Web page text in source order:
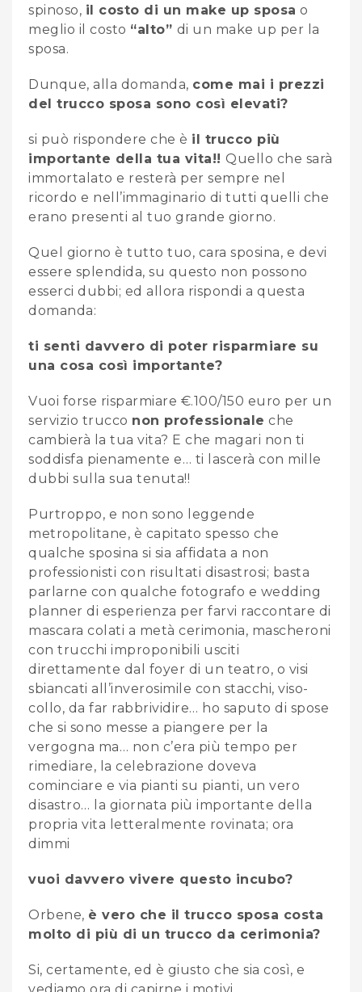
spinoso, il costo di un make up sposa o
meglio il costo “alto” di un make up per la
sposa.
Dunque, alla domanda, come mai i prezzi
del trucco sposa sono così elevati?
si può rispondere che è il trucco più
importante della tua vita!! Quello che sarà
immortalato e resterà per sempre nel
ricordo e nell’immaginario di tutti quelli che
erano presenti al tuo grande giorno.
Quel giorno è tutto tuo, cara sposina, e devi
essere splendida, su questo non possono
esserci dubbi; ed allora rispondi a questa
domanda:
ti senti davvero di poter risparmiare su
una cosa così importante?
Vuoi forse risparmiare €.100/150 euro per un
servizio trucco non professionale che
cambierà la tua vita? E che magari non ti
soddisfa pienamente e… ti lascerà con mille
dubbi sulla sua tenuta!!
Purtroppo, e non sono leggende
metropolitane, è capitato spesso che
qualche sposina si sia affidata a non
professionisti con risultati disastrosi; basta
parlarne con qualche fotografo e wedding
planner di esperienza per farvi raccontare di
mascara colati a metà cerimonia, mascheroni
con trucchi improponibili usciti
direttamente dal foyer di un teatro, o visi
sbiancati all’inverosimile con stacchi, viso-
collo, da far rabbrividire… ho saputo di spose
che si sono messe a piangere per la
vergogna ma… non c’era più tempo per
rimediare, la celebrazione doveva
cominciare e via pianti su pianti, un vero
disastro… la giornata più importante della
propria vita letteralmente rovinata; ora
dimmi
vuoi davvero vivere questo incubo?
Orbene, è vero che il trucco sposa costa
molto di più di un trucco da cerimonia?
Si, certamente, ed è giusto che sia così, e